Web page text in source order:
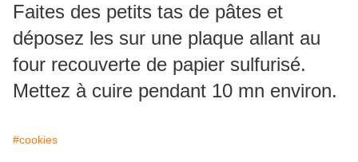
Faites des petits tas de pâtes et
déposez les sur une plaque allant au
four recouverte de papier sulfurisé.
Mettez à cuire pendant 10 mn environ.
#cookies